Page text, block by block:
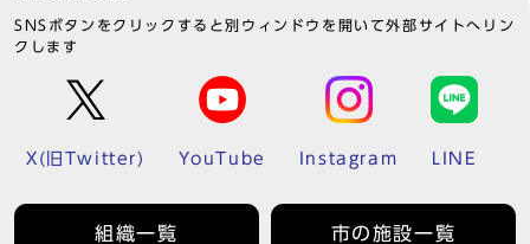
SNSボタンをクリックすると別ウィンドウを開いて外部サイトへリン
クします
X(旧Twitter) YouTube Instagram LINE
組織一覧 市の施設一覧